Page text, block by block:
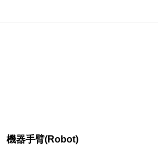
機器手臂(Robot)